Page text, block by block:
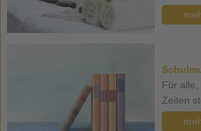
Für alle,
Zeiten